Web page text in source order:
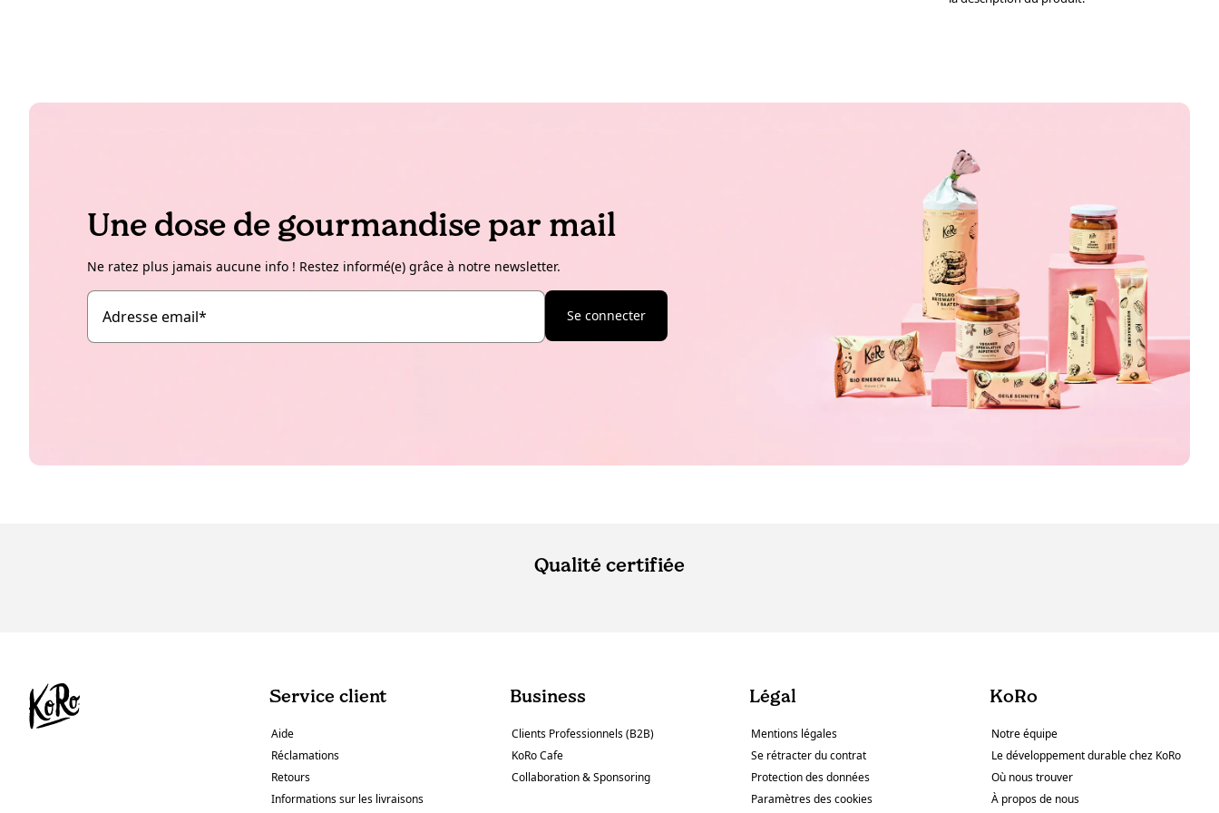
Une dose de gourmandise par mail
Ne ratez plus jamais aucune info ! Restez informé(e) grâce à notre newsletter.
Adresse email* Se connecter
Qualité certifiée
Service client
Aide
Réclamations
Retours
Informations sur les livraisons
Business
Clients Professionnels (B2B)
KoRo Cafe
Collaboration & Sponsoring
Légal
Mentions légales
Se rétracter du contrat
Protection des données
Paramètres des cookies
KoRo
Notre équipe
Le développement durable chez KoRo
Où nous trouver
À propos de nous